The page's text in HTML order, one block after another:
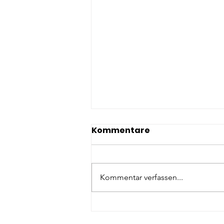
Kommentare
Kommentar verfassen...